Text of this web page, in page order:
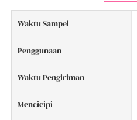
Waktu Sampel
Penggunaan
Waktu Pengiriman
Mencicipi